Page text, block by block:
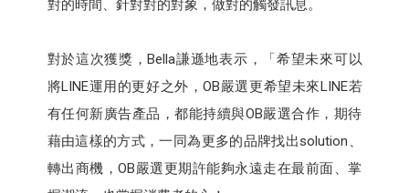
對的時間、針對對的對象，做對的觸發訊息。
對於這次獲獎，Bella謙遜地表示，「希望未來可以
將LINE運用的更好之外，OB嚴選更希望未來LINE若
有任何新廣告產品，都能持續與OB嚴選合作，期待
藉由這樣的方式，一同為更多的品牌找出solution、
轉出商機，OB嚴選更期許能夠永遠走在最前面、掌